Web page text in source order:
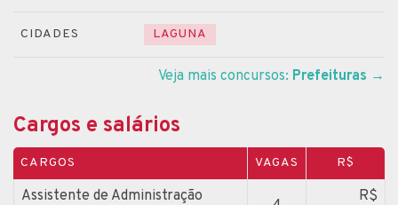
CIDADES LAGUNA
Veja mais concursos: Prefeituras →
Cargos e salários
CARGOS VAGAS R$
Assistente de Administração
R$